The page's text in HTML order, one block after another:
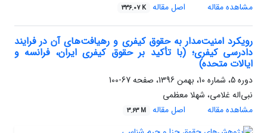
مشاهده مقاله
اصل مقاله 336.07 K
رویکرد امنیت‌مدار به حقوق کیفری‌ و رهیافت‌های آن در فرایند‌
دادرسی کیفری؛ (با تأکید بر حقوق کیفری ایران، فرانسه و
ایالات متحده)
دوره 5، شماره 10، بهمن 1396، صفحه
67-100
نبی‌اله غلامی، شهلا معظمی
مشاهده مقاله
اصل مقاله 3.63 M